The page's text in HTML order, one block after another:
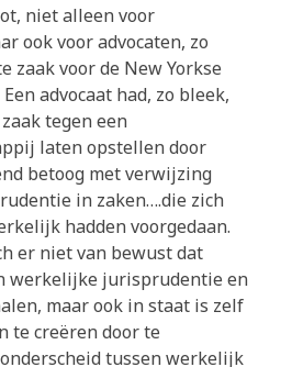
niet alleen voor
ook voor advocaten, zo
zaak voor de New Yorkse
advocaat had, zo bleek,
tegen een
laten opstellen door
betoog met verwijzing
in zaken….die zich
hadden voorgedaan.
er niet van bewust dat
werkelijke jurisprudentie en
maar ook in staat is zelf
te creëren door te
tussen werkelijk